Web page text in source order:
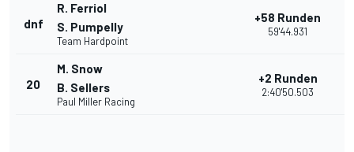
dnf
R. Ferriol
S. Pumpelly
Team Hardpoint
+58 Runden
59'44.931
20
M. Snow
B. Sellers
Paul Miller Racing
+2 Runden
2:40'50.503